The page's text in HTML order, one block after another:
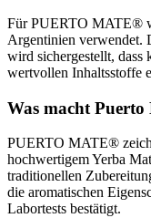
Für PUERTO MATE®
Argentinien verwendet.
wird sichergestellt, dass
wertvollen Inhaltsstoffe
Was macht Puerto
PUERTO MATE®
hochwertigem Yerba
traditionellen
die aromatischen
Labortests bestätigt.